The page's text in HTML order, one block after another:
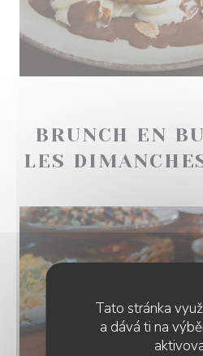
Tato stránka
a dává ti na
BRUNCH EN
LES